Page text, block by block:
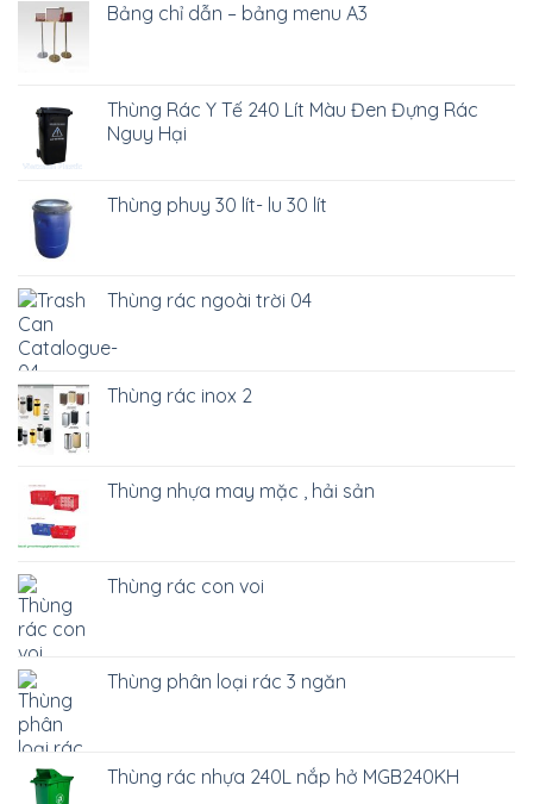
Bảng chỉ dẫn – bảng menu A3
Thùng Rác Y Tế 240 Lít Màu Đen Đựng Rác
Nguy Hại
Thùng phuy 30 lít- lu 30 lít
Thùng rác ngoài trời 04
Thùng rác inox 2
Thùng nhựa may mặc , hải sản
Thùng rác con voi
Thùng phân loại rác 3 ngăn
Thùng rác nhựa 240L nắp hở MGB240KH